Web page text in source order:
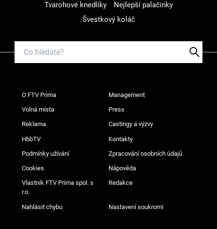
Tvarohové knedlíky
Nejlepší palačinky
Švestkový koláč
O FTV Prima Management
Volná místa Press
Reklama Castingy a výzvy
HbbTV Kontakty
Podmínky užívání Zpracování osobních údajů
Cookies Nápověda
Vlastník FTV Prima spol. s
r.o.
Redakce
Nahlásit chybu Nastavení soukromí